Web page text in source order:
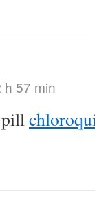
h 57 min
pill